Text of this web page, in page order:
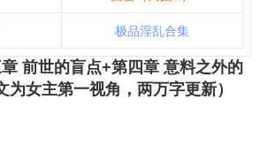
极品淫乱合集
章 前世的盲点+第四章 意料之外的
为女主第一视角，两万字更新）